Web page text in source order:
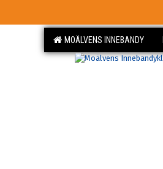
MOÄLVENS INNEBANDY